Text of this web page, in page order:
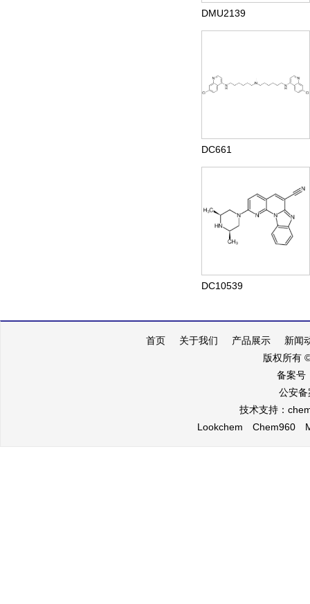
DMU2139
DC661
DC10539
首页 关于我们 产品展示
新闻
版权所有
备案号
公安
技术支持：
Lookchem
Chem960